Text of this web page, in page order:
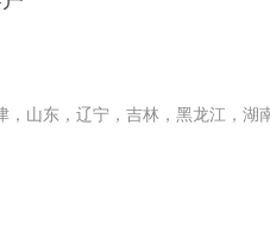
山东，辽宁，吉林，黑龙江，湖